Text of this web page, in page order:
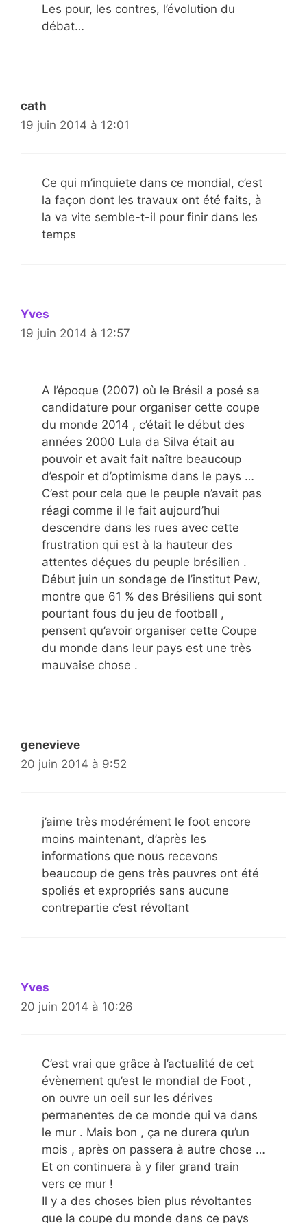
Les pour, les contres, l’évolution du
débat…
cath
19 juin 2014 à 12:01
Ce qui m’inquiete dans ce mondial, c’est
la façon dont les travaux ont été faits, à
la va vite semble-t-il pour finir dans les
temps
Yves
19 juin 2014 à 12:57
A l’époque (2007) où le Brésil a posé sa
candidature pour organiser cette coupe
du monde 2014 , c’était le début des
années 2000 Lula da Silva était au
pouvoir et avait fait naître beaucoup
d’espoir et d’optimisme dans le pays …
C’est pour cela que le peuple n’avait pas
réagi comme il le fait aujourd’hui
descendre dans les rues avec cette
frustration qui est à la hauteur des
attentes déçues du peuple brésilien .
Début juin un sondage de l’institut Pew,
montre que 61 % des Brésiliens qui sont
pourtant fous du jeu de football ,
pensent qu’avoir organiser cette Coupe
du monde dans leur pays est une très
mauvaise chose .
genevieve
20 juin 2014 à 9:52
j’aime très modérément le foot encore
moins maintenant, d’après les
informations que nous recevons
beaucoup de gens très pauvres ont été
spoliés et expropriés sans aucune
contrepartie c’est révoltant
Yves
20 juin 2014 à 10:26
C’est vrai que grâce à l’actualité de cet
évènement qu’est le mondial de Foot ,
on ouvre un oeil sur les dérives
permanentes de ce monde qui va dans
le mur . Mais bon , ça ne durera qu’un
mois , après on passera à autre chose …
Et on continuera à y filer grand train
vers ce mur !
Il y a des choses bien plus révoltantes
que la coupe du monde dans ce pays